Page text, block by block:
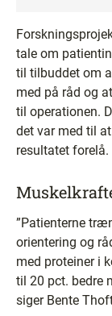
tale om
til tilbuddet om
med på råd og
til operationen.
det var med til
resultatet forelå.
”Patienterne
orientering og
med proteiner i
til 20 pct. bedre
siger Bente